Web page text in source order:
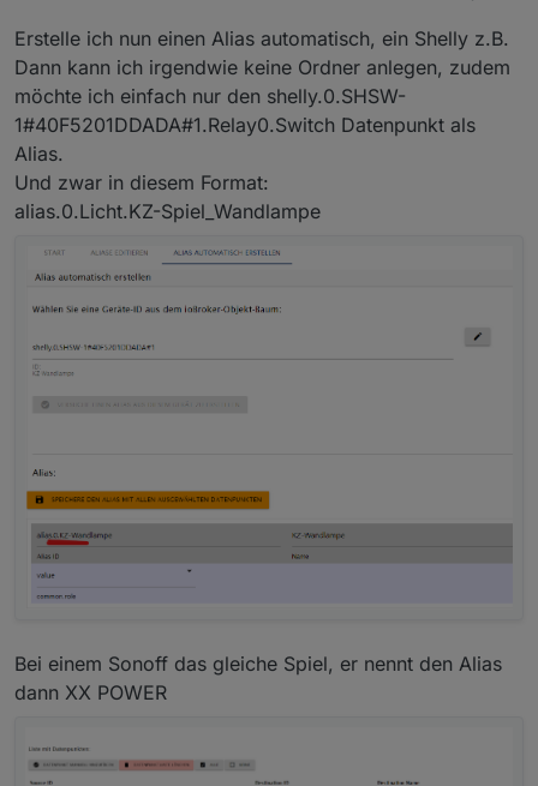
trägst da deine struktur ein
Erstelle ich nun einen Alias automatisch, ein Shelly z.B.
Dann kann ich irgendwie keine Ordner anlegen, zudem
möchte ich einfach nur den shelly.0.SHSW-
1#40F5201DDADA#1.Relay0.Switch Datenpunkt als
Alias.
Und zwar in diesem Format:
alias.0.Licht.KZ-Spiel_Wandlampe
Bei einem Sonoff das gleiche Spiel, er nennt den Alias
dann XX POWER